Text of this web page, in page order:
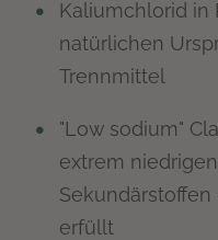
Kaliumchlorid in
natürlichen
Trennmittel
"Low sodium"
extrem
erfüllt